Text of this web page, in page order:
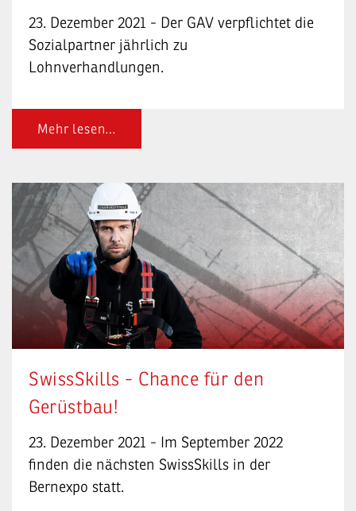
23. Dezember 2021 - Der GAV verpflichtet die
Sozialpartner jährlich zu
Lohnverhandlungen.
Mehr lesen…
SwissSkills - Chance für den
Gerüstbau!
23. Dezember 2021 - Im September 2022
finden die nächsten SwissSkills in der
Bernexpo statt.